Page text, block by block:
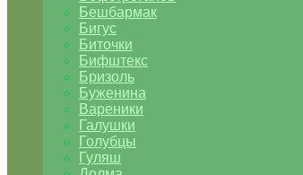
Бешбармак
Бигус
Биточки
Бифштекс
Бризоль
Буженина
Вареники
Галушки
Голубцы
Гуляш